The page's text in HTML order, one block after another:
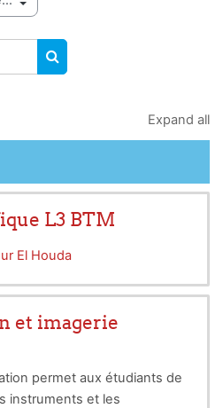
SEARCH COURSES
Expand all
L3 BTM
El Houda
et imagerie
permet aux étudiants de
instruments et les